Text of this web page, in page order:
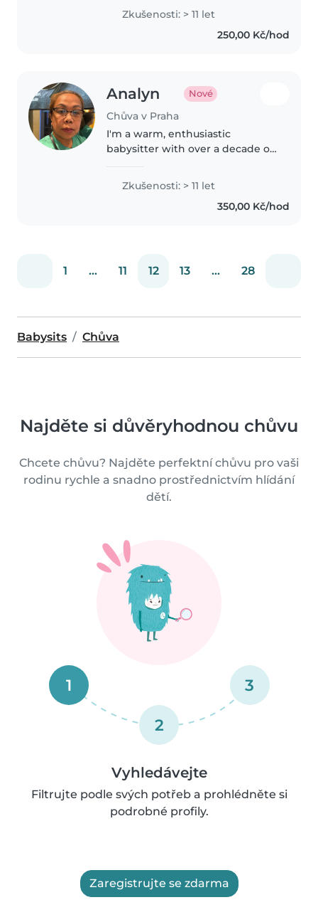
také mám zkušenost s dvojčaty...
Pracovala jsem v soukromé
školce, nyní mám také praxi..
Zkušenosti: > 11 let
250,00 Kč/hod
Analyn Nové
Chůva v Praha
I'm a warm, enthusiastic
babysitter with over a decade of
including children with special
needs like autism and language
or sleep disorders. Fluent in
Zkušenosti: > 11 let
350,00 Kč/hod
1 ... 11 12 13 ... 28
Babysits Chůva
Najděte si důvěryhodnou chůvu
Chcete chůvu? Najděte perfektní chůvu pro vaši
rodinu rychle a snadno prostřednictvím hlídání
dětí.
1
2
3
Vyhledávejte
Filtrujte podle svých potřeb a prohlédněte si
podrobné profily.
Zaregistrujte se zdarma